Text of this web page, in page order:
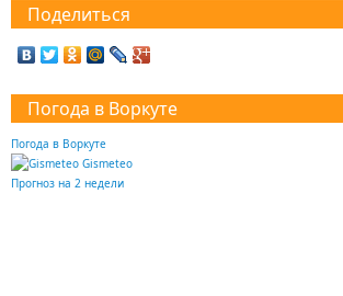
Поделиться
Погода в Воркуте
Погода в Воркуте
Gismeteo
Прогноз на 2 недели